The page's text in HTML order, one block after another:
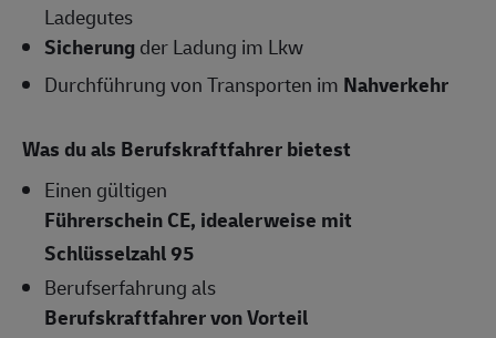
Ladegutes
Sicherungder Ladung im Lkw
Durchführung von Transporten im Nahverkehr
Was du als Berufskraftfahrer bietest
Einen gültigen
Führerschein CE, idealerweise mit
Schlüsselzahl 95
Berufserfahrung als
Berufskraftfahrer von Vorteil